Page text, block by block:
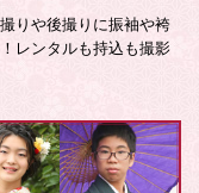
りや後撮りに振袖や袴
レンタルも持込も撮影